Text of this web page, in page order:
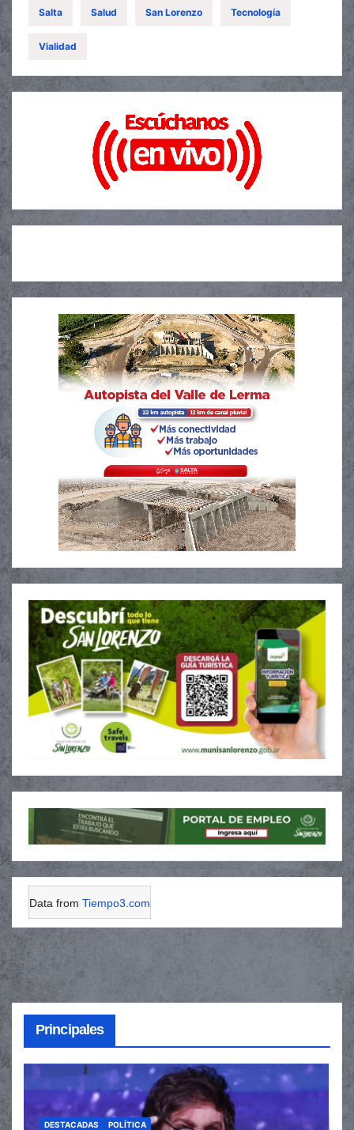
Salta Salud San Lorenzo Tecnología
Vialidad
Data from Tiempo3.com
Principales
DESTACADAS POLÍTICA